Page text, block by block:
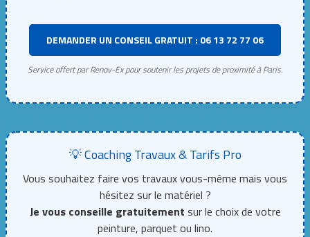
DEMANDER UN CONSEIL GRATUIT : 06 13 72 77 06
Service offert par Renov-Ex pour soutenir les projets de proximité à Paris.
💡 Coaching Travaux & Tarifs Pro
Vous souhaitez faire vos travaux vous-même mais vous
hésitez sur le matériel ?
Je vous conseille gratuitement sur le choix de votre
peinture, parquet ou lino.